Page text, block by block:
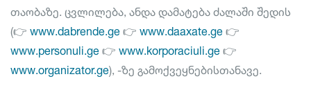
თაობაზე. ცვლილება, ანდა დამატება ძალაში შედის
(👉 www.dabrende.ge 👉 www.daaxate.ge 👉
www.personuli.ge 👉 www.korporaciuli.ge 👉
www.organizator.ge), -ზე გამოქვეყნებისთანავე.